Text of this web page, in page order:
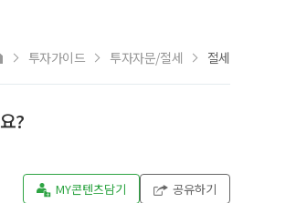
투자가이드 투자자문/절세 절세
?
MY콘텐츠담기 공유하기